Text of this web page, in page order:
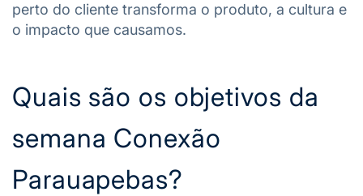
perto do cliente transforma o produto, a cultura e
o impacto que causamos.
Quais são os objetivos da
semana Conexão
Parauapebas?